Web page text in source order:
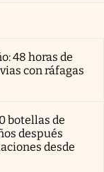
48 horas de
con ráfagas
botellas de
después
desde